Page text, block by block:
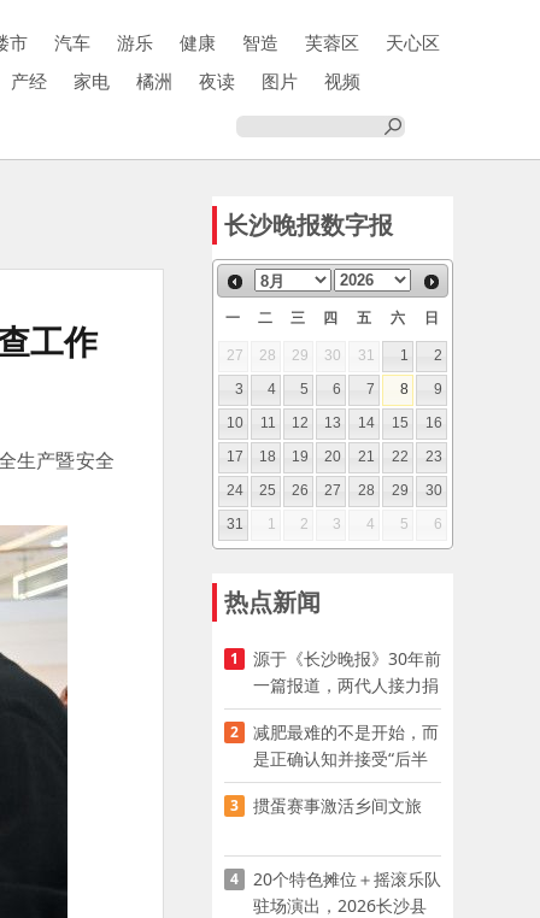
市 汽车 游乐 健康 智造 芙蓉区
天心区
产经
家电 橘洲 夜读 图片 视频
工作
生产暨安全
长沙晚报数字报
一 二 三 四 五 六 日
27 28 29 30 31 1
2
3
4 5 6 7 8
9
10
11 12 13 14 15
16
17
18 19 20 21 22
23
24
25 26 27 28 29
30
31
1 2 3 4 5 6
热点新闻
1
源于《长沙晚报》30年前
一篇报道，两代人接力捐
资助学
2
减肥最难的不是开始，而
是正确认知并接受“后半
程”
3 掼蛋赛事激活乡间文旅
4
20个特色摊位＋摇滚乐队
驻场演出，2026长沙县